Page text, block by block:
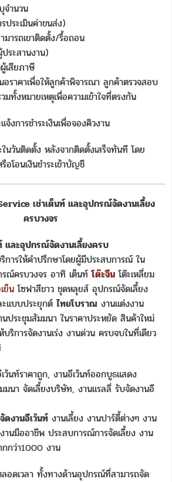
จำนวน
ระเมินค่าขนส่ง)
มารถเขาติดตั้ง/รื้อถอน
ระสานงาน)
เสียภาษี
อราคาเพื่อให้ลูกค้าพิจารณา ลูกค้าตรวจสอบ
ทั้งหมายเหตุเพื่อความเข้าใจที่ตรงกัน
งการชำระเงินเพื่อจองคิวงาน
นวันติดตั้ง หลังจากติดตั้งเสร็จทันที โดย
อโอนเงินชำระเข้าบัญชี
เช่าเต็นท์ และอุปกรณ์จัดงานเลี้ยง
ครบวงจร
และอุปกรณ์จัดงานเลี้ยงครบ
การให้คำปรึกษาโดยผู้มีประสบการณ์ ใน
ณ์ครบวงจร อาทิ เต็นท์โต๊ะจีน โต๊ะเหลี่ยม
ย็น โซฟาสีขาว ชุดหลุยส์ อุปกรณ์จัดเลี้ยง
ะแบบประยุกต์ไทยโบราณ งานแต่งงาน
ประชุมสัมมนา ในราคาประหยัด สินค้าใหม่
ริการจัดงานเร่ง งานด่วน ครบจบในที่เดียว
ว้นท์ราคาถูก, งานอีเว้นท์ออกบูธแสดง
นา จัดเลี้ยงบริษัท, งานแรลลี่ รับจัดงานอี
ดงานอีเว้นท์ งานเลี้ยง งานปาร์ตี้ต่างๆ งาน
านมืออาชีพ ประสบการณ์การจัดเลี้ยง งาน
กว่า1000 งาน
ลอดเวลา ทั้งทางด้านอุปกรณ์ที่สามารถจัด